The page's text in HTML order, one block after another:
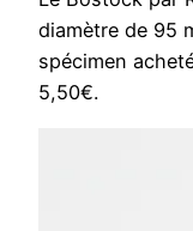
diamètre de 95
spécimen
5,50€.